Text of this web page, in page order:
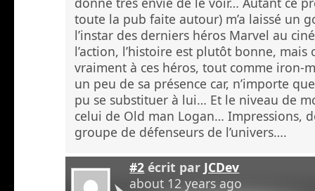
toute la pub faite autour) m’a laissé un
l’instar des derniers héros Marvel au
l’action, l’histoire est plutôt bonne, mais
vraiment à ces héros, tout comme iron-
un peu de sa présence car, n’importe
pu se substituer à lui… Et le niveau de
celui de Old man Logan… Impressions,
groupe de défenseurs de l’univers….
#2 écrit par JCDev
about 12 years ago